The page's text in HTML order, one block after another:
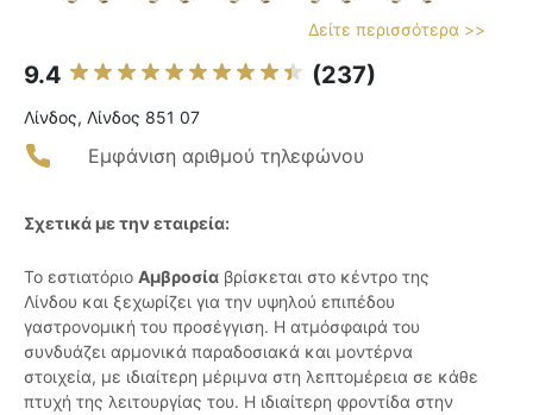
Δείτε περισσότερα >>
9.4 (237)
Λίνδος, Λίνδος 851 07
Εμφάνιση αριθμού τηλεφώνου
Σχετικά με την εταιρεία:
Το εστιατόριο Αμβροσία βρίσκεται στο κέντρο της
Λίνδου και ξεχωρίζει για την υψηλού επιπέδου
γαστρονομική του προσέγγιση. Η ατμόσφαιρά του
συνδυάζει αρμονικά παραδοσιακά και μοντέρνα
στοιχεία, με ιδιαίτερη μέριμνα στη λεπτομέρεια σε κάθε
πτυχή της λειτουργίας του. H ιδιαίτερη φροντίδα στην